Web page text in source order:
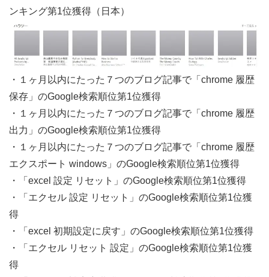
ンキング第1位獲得（日本）
・１ヶ月以内にたった７つのブログ記事で「chrome 履歴
保存」のGoogle検索順位第1位獲得
・１ヶ月以内にたった７つのブログ記事で「chrome 履歴
出力」のGoogle検索順位第1位獲得
・１ヶ月以内にたった７つのブログ記事で「chrome 履歴
エクスポート windows」のGoogle検索順位第1位獲得
・「excel 設定 リセット」のGoogle検索順位第1位獲得
・「エクセル 設定 リセット」のGoogle検索順位第1位獲
得
・「excel 初期設定に戻す」のGoogle検索順位第1位獲得
・「エクセル リセット 設定」のGoogle検索順位第1位獲
得